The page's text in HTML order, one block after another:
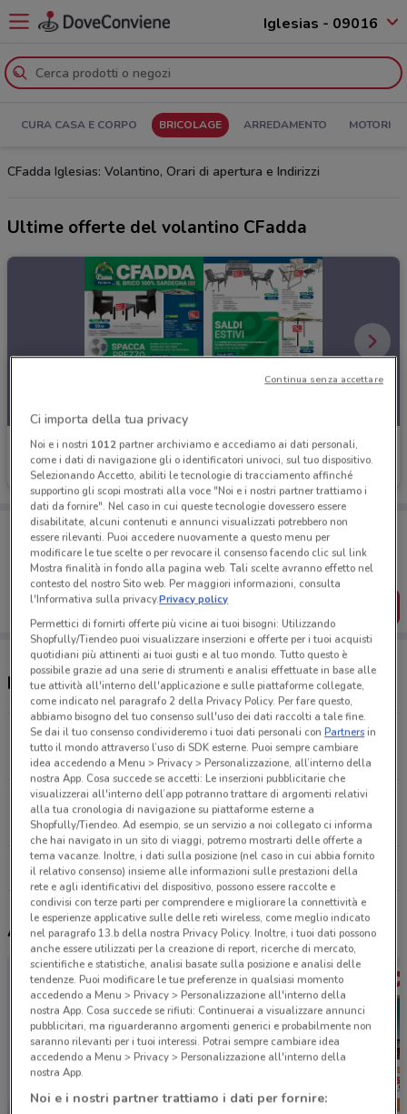
Iglesias - 09016
CURA CASA E CORPO BRICOLAGE ARREDAMENTO MOTORI
CFadda Iglesias: Volantino, Orari di apertura e Indirizzi
Ultime offerte del volantino CFadda
CFadda
Scade il 30/08
Porta DoveConviene sempre con te!
Puoi trovare le migliori offerte dei negozi vicino a te,
salvarle e creare la tua lista del risparmio, comodamente
dal tuo cellulare.
SCARICA L’APP
Negozi CFadda a Iglesias
Corso Colombo Iglesias
1.9 km
CHIUSO
Via Nazionale, s/n Carbonia
16.2 km
CHIUSO
Tutti i negozi CFadda
Altri volantini nelle vicinanze
Ci importa della tua privacy
Noi e i nostri 1012partner archiviamo e accediamo ai dati personali,
come i dati di navigazione gli o identificatori univoci, sul tuo dispositivo.
Selezionando Accetto, abiliti le tecnologie di tracciamento affinché
supportino gli scopi mostrati alla voce "Noi e i nostri partner trattiamo i
dati da fornire". Nel caso in cui queste tecnologie dovessero essere
disabilitate, alcuni contenuti e annunci visualizzati potrebbero non
essere rilevanti. Puoi accedere nuovamente a questo menu per
modificare le tue scelte o per revocare il consenso facendo clic sul link
Mostra finalità in fondo alla pagina web. Tali scelte avranno effetto nel
contesto del nostro Sito web. Per maggiori informazioni, consulta
l'Informativa sulla privacy.Privacy policy
Permettici di fornirti offerte più vicine ai tuoi bisogni: Utilizzando
Shopfully/Tiendeo puoi visualizzare inserzioni e offerte per i tuoi acquisti
quotidiani più attinenti ai tuoi gusti e al tuo mondo. Tutto questo è
possibile grazie ad una serie di strumenti e analisi effettuate in base alle
tue attività all'interno dell'applicazione e sulle piattaforme collegate,
come indicato nel paragrafo 2 della Privacy Policy. Per fare questo,
abbiamo bisogno del tuo consenso sull'uso dei dati raccolti a tale fine.
Se dai il tuo consenso condivideremo i tuoi dati personali conPartnersin
tutto il mondo attraverso l’uso di SDK esterne. Puoi sempre cambiare
idea accedendo a Menu > Privacy > Personalizzazione, all’interno della
nostra App. Cosa succede se accetti: Le inserzioni pubblicitarie che
visualizzerai all'interno dell’app potranno trattare di argomenti relativi
alla tua cronologia di navigazione su piattaforme esterne a
Shopfully/Tiendeo. Ad esempio, se un servizio a noi collegato ci informa
che hai navigato in un sito di viaggi, potremo mostrarti delle offerte a
tema vacanze. Inoltre, i dati sulla posizione (nel caso in cui abbia fornito
il relativo consenso) insieme alle informazioni sulle prestazioni della
rete e agli identificativi del dispositivo, possono essere raccolte e
condivisi con terze parti per comprendere e migliorare la connettività e
le esperienze applicative sulle delle reti wireless, come meglio indicato
nel paragrafo 13.b della nostra Privacy Policy. Inoltre, i tuoi dati possono
anche essere utilizzati per la creazione di report, ricerche di mercato,
scientifiche e statistiche, analisi basate sulla posizione e analisi delle
tendenze. Puoi modificare le tue preferenze in qualsiasi momento
accedendo a Menu > Privacy > Personalizzazione all'interno della
nostra App. Cosa succede se rifiuti: Continuerai a visualizzare annunci
pubblicitari, ma riguarderanno argomenti generici e probabilmente non
saranno rilevanti per i tuoi interessi. Potrai sempre cambiare idea
accedendo a Menu > Privacy > Personalizzazione all'interno della
nostra App.
Noi e i nostri partner trattiamo i dati per fornire:
Continua senza accettare